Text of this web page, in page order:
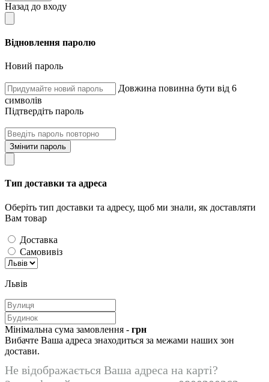
Назад до входу
Відновлення паролю
Новий пароль
Довжина повинна бути від 6
символів
Підтвердіть пароль
Змінити пароль
Тип доставки та адреса
Оберіть тип доставки та адресу, щоб ми знали, як доставляти
Вам товар
Доставка
Самовивіз
Львів
Мінімальна сума замовлення - грн
Вибачте Ваша адреса знаходиться за межами наших зон
достави.
Не відображається Ваша адреса на карті?